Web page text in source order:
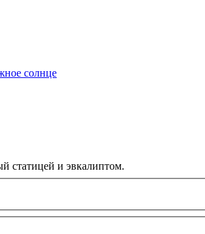
статицей и эвкалиптом.